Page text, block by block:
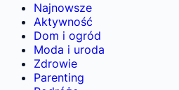
Najnowsze
Aktywność
Dom i ogród
Moda i uroda
Zdrowie
Parenting